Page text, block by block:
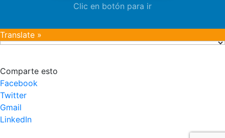
Clic en botón para ir
Translate »
Comparte esto
Facebook
Twitter
Gmail
LinkedIn